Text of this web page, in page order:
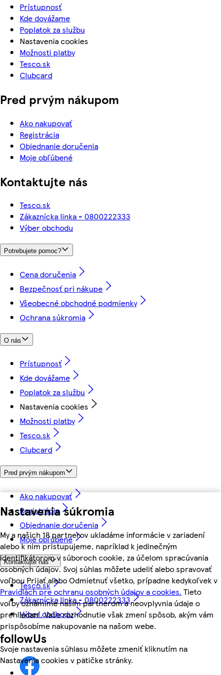
Nastavenia súkromia
My a našich 18 partnerov ukladáme informácie v zariadení
alebo k nim pristupujeme, napríklad k jedinečným
identifikátorom v súboroch cookie, za účelom spracúvania
osobných údajov. Svoj súhlas môžete udeliť alebo spravovať
voľbou Prijať alebo Odmietnuť všetko, prípadne kedykoľvek v
Pravidlách pre ochranu osobných údajov a cookies. Tieto
voľby oznámime našim partnerom a neovplyvnia údaje o
prehliadaní. Vaše rozhodnutie však zmení spôsob, akým vám
prispôsobíme nakupovanie na našom webe.
Svoje nastavenia súhlasu môžete zmeniť kliknutím na
Nastavenia cookies v pätičke stránky.
Prístupnosť
Kde dovážame
Poplatok za službu
Nastavenia cookies
Možnosti platby
Tesco.sk
Clubcard
Pred prvým nákupom
Ako nakupovať
Registrácia
Objednanie doručenia
Moje obľúbené
Kontaktujte nás
Tesco.sk
Zákaznícka linka - 0800222333
Výber obchodu
Potrebujete pomoc?
Cena doručenia
Bezpečnosť pri nákupe
Všeobecné obchodné podmienky
Ochrana súkromia
O nás
Prístupnosť
Kde dovážame
Poplatok za službu
Nastavenia cookies
Možnosti platby
Tesco.sk
Clubcard
Pred prvým nákupom
Ako nakupovať
Registrácia
Objednanie doručenia
Moje obľúbené
Kontaktujte nás
Tesco.sk
Zákaznícka linka - 0800222333
Výber obchodu
followUs